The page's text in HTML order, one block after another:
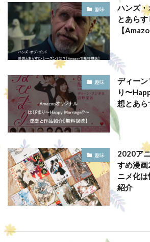
趣味
ハンズ・
とあら
【
趣味
ディーン
り〜
想とあら
趣味
2020ア
すめ漫
ニメ化
紹介